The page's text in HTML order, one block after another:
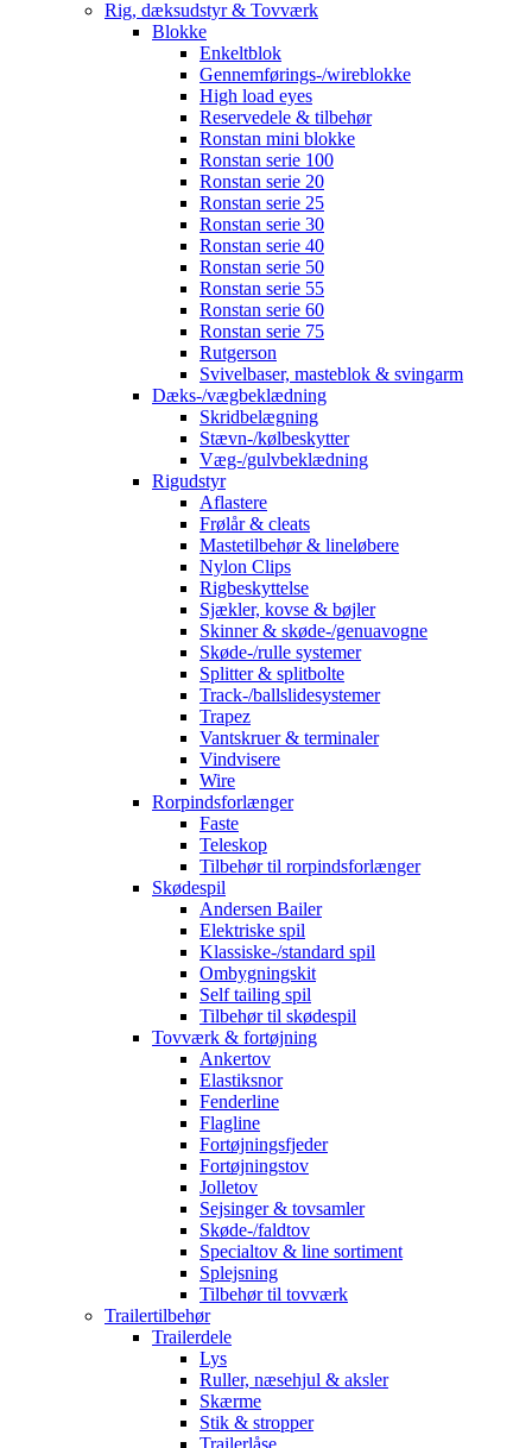
Rig, dæksudstyr & Tovværk
Blokke
Enkeltblok
Gennemførings-/wireblokke
High load eyes
Reservedele & tilbehør
Ronstan mini blokke
Ronstan serie 100
Ronstan serie 20
Ronstan serie 25
Ronstan serie 30
Ronstan serie 40
Ronstan serie 50
Ronstan serie 55
Ronstan serie 60
Ronstan serie 75
Rutgerson
Svivelbaser, masteblok & svingarm
Dæks-/vægbeklædning
Skridbelægning
Stævn-/kølbeskytter
Væg-/gulvbeklædning
Rigudstyr
Aflastere
Frølår & cleats
Mastetilbehør & lineløbere
Nylon Clips
Rigbeskyttelse
Sjækler, kovse & bøjler
Skinner & skøde-/genuavogne
Skøde-/rulle systemer
Splitter & splitbolte
Track-/ballslidesystemer
Trapez
Vantskruer & terminaler
Vindvisere
Wire
Rorpindsforlænger
Faste
Teleskop
Tilbehør til rorpindsforlænger
Skødespil
Andersen Bailer
Elektriske spil
Klassiske-/standard spil
Ombygningskit
Self tailing spil
Tilbehør til skødespil
Tovværk & fortøjning
Ankertov
Elastiksnor
Fenderline
Flagline
Fortøjningsfjeder
Fortøjningstov
Jolletov
Sejsinger & tovsamler
Skøde-/faldtov
Specialtov & line sortiment
Splejsning
Tilbehør til tovværk
Trailertilbehør
Trailerdele
Lys
Ruller, næsehjul & aksler
Skærme
Stik & stropper